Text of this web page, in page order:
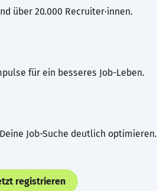
über 20.000 Recruiter·innen.
für ein besseres Job-Leben.
Job-Suche deutlich optimieren.
registrieren